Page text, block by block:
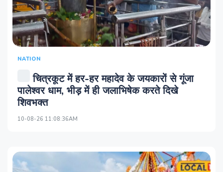
NATION
चित्रकूट में हर-हर महादेव के जयकारों से गूंजा
पालेश्वर धाम, भीड़ में ही जलाभिषेक करते दिखे
शिवभक्त
10-08-26 11:08:36AM